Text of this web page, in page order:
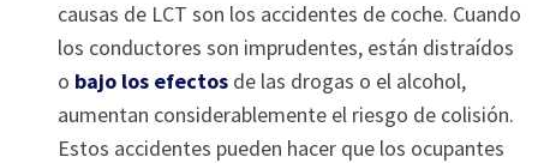
causas de LCT son los accidentes de coche. Cuando
los conductores son imprudentes, están distraídos
o bajo los efectos de las drogas o el alcohol,
aumentan considerablemente el riesgo de colisión.
Estos accidentes pueden hacer que los ocupantes